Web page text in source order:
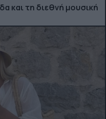
και τη διεθνή μουσική